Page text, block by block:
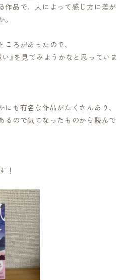
作品で、人によって感じ方に差が
ろがあったので、
』を見てみようかなと思っていま
も有名な作品がたくさんあり、
るので気になったものから読んで
！